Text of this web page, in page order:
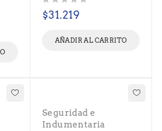
$31.219
AÑADIR AL CARRITO
Seguridad e
Indumentaria